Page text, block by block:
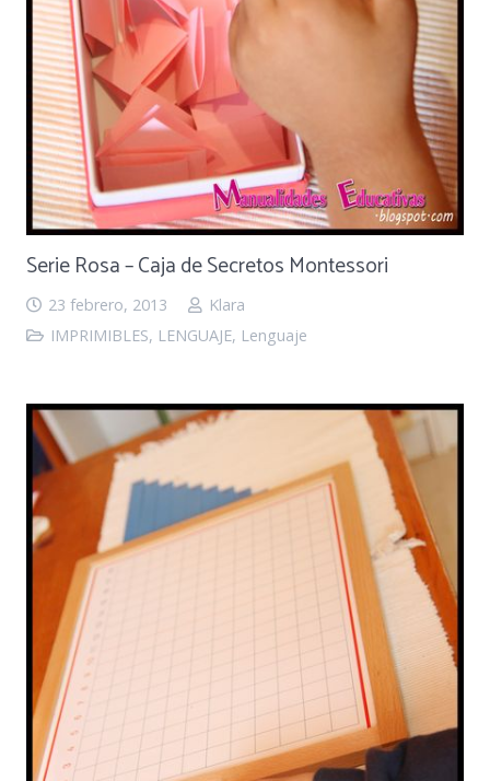
Serie Rosa – Caja de Secretos Montessori
23 febrero, 2013
Klara
IMPRIMIBLES, LENGUAJE, Lenguaje